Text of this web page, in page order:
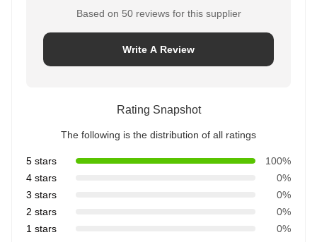
Based on 50 reviews for this supplier
Write A Review
Rating Snapshot
The following is the distribution of all ratings
5 stars
100%
4 stars
0%
3 stars
0%
2 stars
0%
1 stars
0%